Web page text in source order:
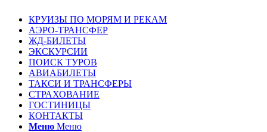
КРУИЗЫ ПО МОРЯМ И РЕКАМ
АЭРО-ТРАНСФЕР
ЖД-БИЛЕТЫ
ЭКСКУРСИИ
ПОИСК ТУРОВ
АВИАБИЛЕТЫ
ТАКСИ И ТРАНСФЕРЫ
СТРАХОВАНИЕ
ГОСТИНИЦЫ
КОНТАКТЫ
Меню Меню